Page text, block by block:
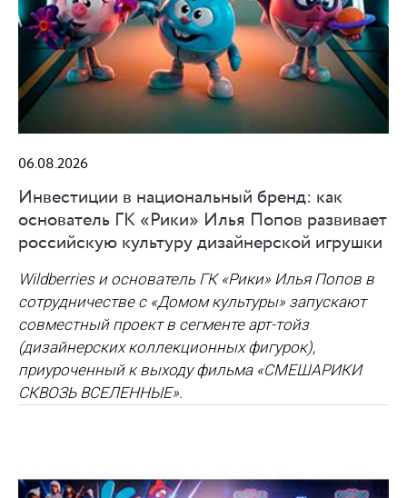
06.08.2026
Инвестиции в национальный бренд: как
основатель ГК «Рики» Илья Попов развивает
российскую культуру дизайнерской игрушки
Wildberries и основатель ГК «Рики» Илья Попов в
сотрудничестве с «Домом культуры» запускают
совместный проект в сегменте арт-тойз
(дизайнерских коллекционных фигурок),
приуроченный к выходу фильма «СМЕШАРИКИ
СКВОЗЬ ВСЕЛЕННЫЕ».